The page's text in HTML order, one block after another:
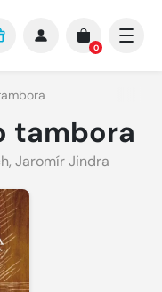
0
tambora
, Jaromír Jindra